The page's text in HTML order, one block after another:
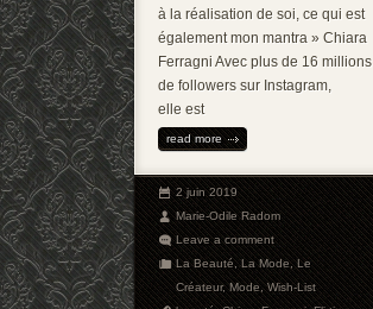
à la réalisation de soi, ce qui est
également mon mantra » Chiara
Ferragni Avec plus de 16 millions
de followers sur Instagram,
elle est
read more
2 juin 2019
Marie-Odile Radom
Leave a comment
La Beauté,La Mode,Le
Créateur,Mode,Wish-List